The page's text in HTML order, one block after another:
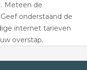
. Meteen de
onderstaand de
internet tarieven
overstap.